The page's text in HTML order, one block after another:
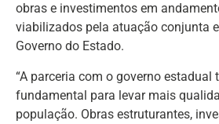
obras e investimentos em
viabilizados pela atuação conjunta
Governo do Estado.
“A parceria com o governo estadual
fundamental para levar mais
população. Obras estruturantes,